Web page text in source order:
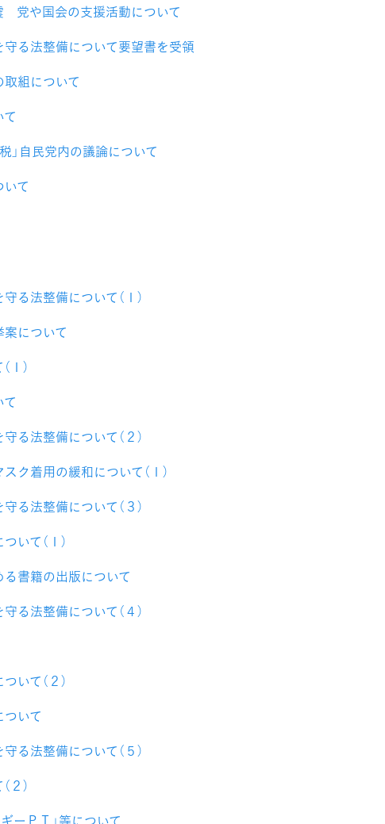
党や国会の支援活動について
守る法整備について要望書を受領
組について
」自民党内の議論について
て
る法整備について（１）
について
１）
る法整備について（２）
ク着用の緩和について（１）
る法整備について（３）
いて（１）
書籍の出版について
る法整備について（４）
いて（２）
いて
る法整備について（５）
２）
ギーＰＴ」等について